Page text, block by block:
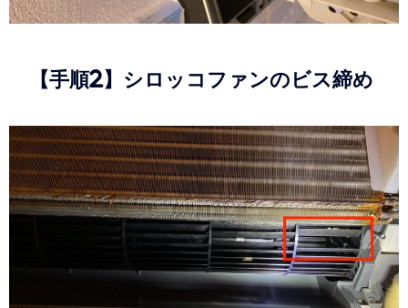
【手順2】シロッコファンのビス締め